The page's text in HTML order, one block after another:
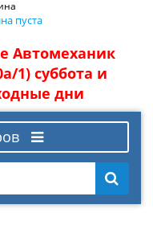
пуста
Автомеханик
1) суббота и
дни